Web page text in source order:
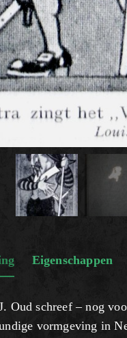
Eigenschappen
Oud schreef – nog
vormgeving in